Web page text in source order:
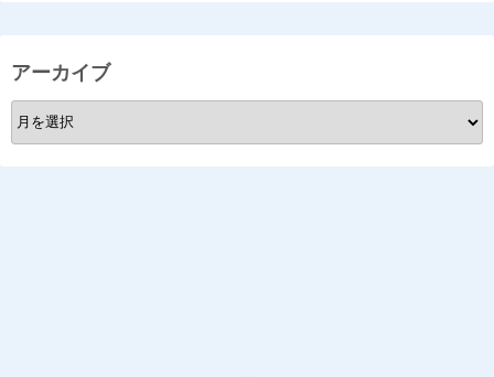
アーカイブ
ア
ー